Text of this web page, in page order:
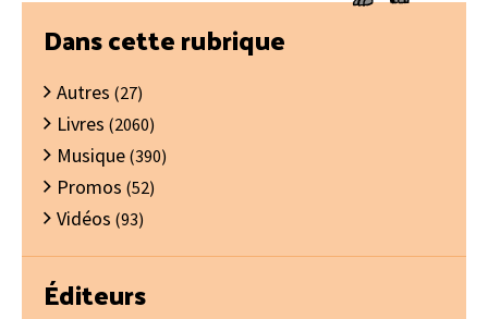
Barre
latérale
principale
Dans cette rubrique
Autres (27)
Livres (2060)
Musique (390)
Promos (52)
Vidéos (93)
Éditeurs